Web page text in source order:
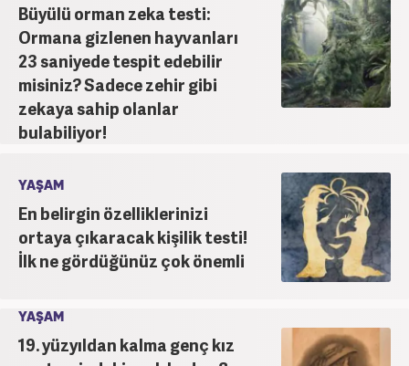
Büyülü orman zeka testi:
Ormana gizlenen hayvanları
23 saniyede tespit edebilir
misiniz? Sadece zehir gibi
zekaya sahip olanlar
bulabiliyor!
YAŞAM
En belirgin özelliklerinizi
ortaya çıkaracak kişilik testi!
İlk ne gördüğünüz çok önemli
YAŞAM
19. yüzyıldan kalma genç kız